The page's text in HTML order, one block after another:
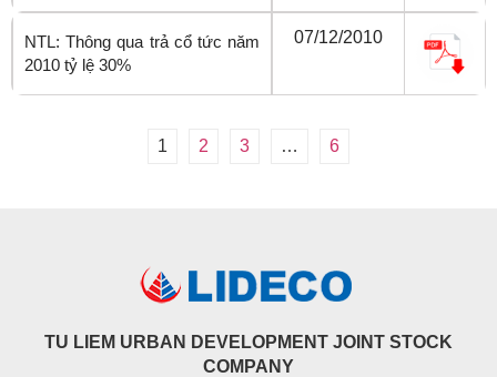
NTL: Thông qua trả cổ tức năm
2010 tỷ lệ 30%
07/12/2010
1 2 3 … 6
TU LIEM URBAN DEVELOPMENT JOINT STOCK
COMPANY